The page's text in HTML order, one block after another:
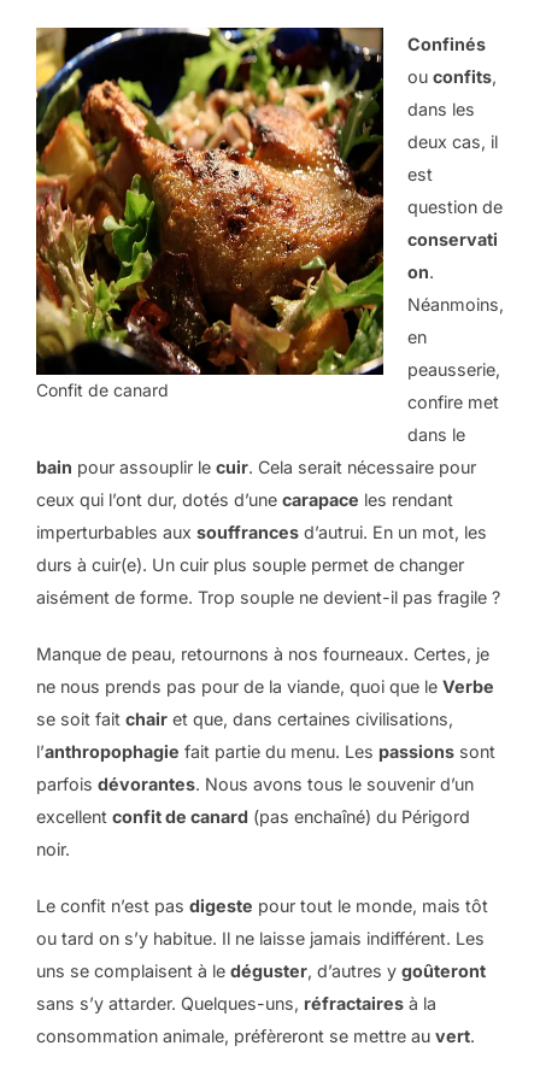
Confit de canard
Confinés
ou confits,
dans les
deux cas, il
est
question de
conservati
on.
Néanmoins,
en
peausserie,
confire met
dans le
bain pour assouplir le cuir. Cela serait nécessaire pour
ceux qui l’ont dur, dotés d’une carapace les rendant
imperturbables aux souffrances d’autrui. En un mot, les
durs à cuir(e). Un cuir plus souple permet de changer
aisément de forme. Trop souple ne devient-il pas fragile ?
Manque de peau, retournons à nos fourneaux. Certes, je
ne nous prends pas pour de la viande, quoi que le Verbe
se soit fait chair et que, dans certaines civilisations,
l’anthropophagie fait partie du menu. Les passions sont
parfois dévorantes. Nous avons tous le souvenir d’un
excellent confit de canard (pas enchaîné) du Périgord
noir.
Le confit n’est pas digeste pour tout le monde, mais tôt
ou tard on s’y habitue. Il ne laisse jamais indifférent. Les
uns se complaisent à le déguster, d’autres y goûteront
sans s’y attarder. Quelques-uns, réfractaires à la
consommation animale, préfèreront se mettre au vert.